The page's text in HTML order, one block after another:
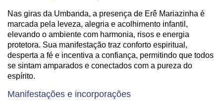
Nas giras da Umbanda, a presença de Erê Mariazinha é
marcada pela leveza, alegria e acolhimento infantil,
elevando o ambiente com harmonia, risos e energia
protetora. Sua manifestação traz conforto espiritual,
desperta a fé e incentiva a confiança, permitindo que todos
se sintam amparados e conectados com a pureza do
espírito.
Manifestações e incorporações